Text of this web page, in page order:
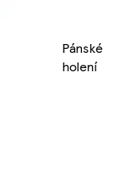
Pánské
holení